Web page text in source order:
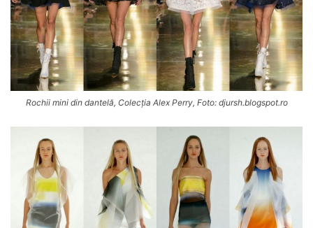
Rochii mini din dantelă, Colecția Alex Perry, Foto: djursh.blogspot.ro